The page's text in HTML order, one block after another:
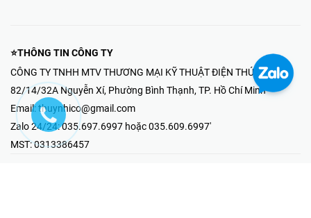
⭐THÔNG TIN CÔNG TY
CÔNG TY TNHH MTV THƯƠNG MẠI KỸ THUẬT ĐIỆN THÚY NHI
82/14/32A Nguyễn Xí, Phường Bình Thạnh, TP. Hồ Chí Minh
Email: thuynhico@gmail.com
Zalo 24/24:035.697.6997 hoặc 035.609.6997'
MST:0313386457